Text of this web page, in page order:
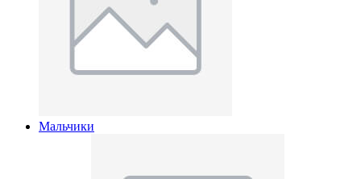
Мальчики